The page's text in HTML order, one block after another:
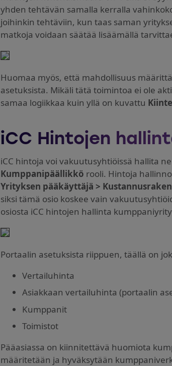
yhden tehtävän samalla kerralla
joihinkin tehtäviin, kun taas saman
matkoja voidaan säätää lisäämällä
Huomaa myös, että mahdollisuus
asetuksista. Mikäli tätä toimintoa ei ole
samaa logiikkaa kuin yllä on kuvattu
iCC Hintojen
iCC hintoja voi vakuutusyhtiöissä hallita
Kumppanipäällikkö rooli. Hintoja
Yrityksen pääkäyttäjä >
siksi tämä osio koskee vain
osiosta iCC hintojen hallinta
Portaalin asetuksista riippuen, täällä on
Vertailuhinta
Asiakkaan vertailuhinta (portaalin
Kumppanit
Toimistot
Pääasiassa on kiinnitettävä huomiota
määritetään ja hyväksytään